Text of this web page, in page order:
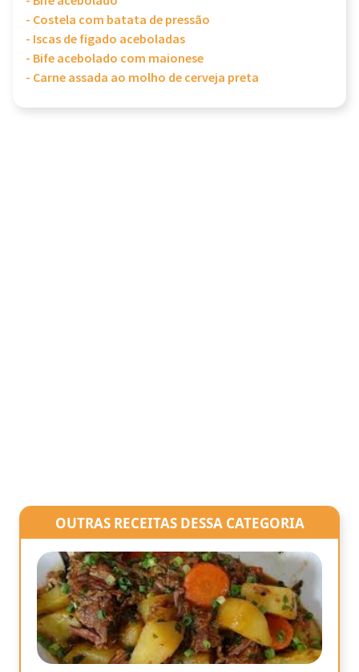
- Costela com batata de pressão
- Iscas de fígado aceboladas
- Bife acebolado com maionese
- Carne assada ao molho de cerveja preta
OUTRAS RECEITAS DESSA CATEGORIA